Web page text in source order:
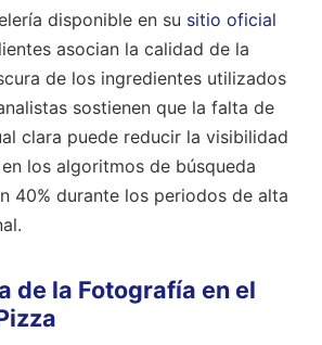
disponible en su sitio oficial
asocian la calidad de la
de los ingredientes utilizados
sostienen que la falta de
clara puede reducir la visibilidad
los algoritmos de búsqueda
40% durante los periodos de alta
de la Fotografía en el